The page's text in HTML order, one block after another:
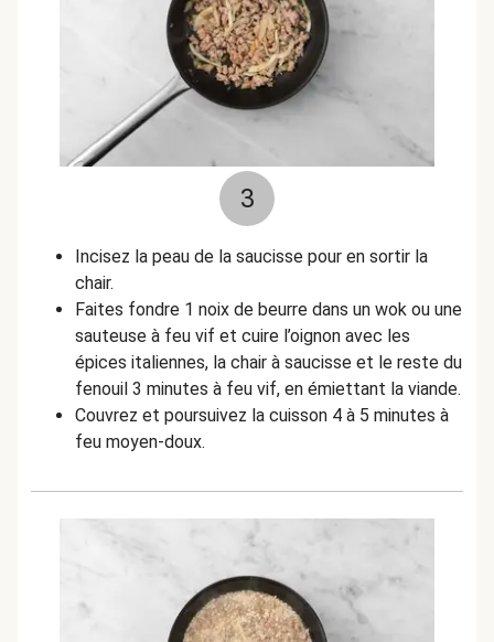
3
Incisez la peau de la saucisse pour en sortir la
chair.
Faites fondre 1 noix de beurre dans un wok ou une
sauteuse à feu vif et cuire l’oignon avec les
épices italiennes, la chair à saucisse et le reste du
fenouil 3 minutes à feu vif, en émiettant la viande.
Couvrez et poursuivez la cuisson 4 à 5 minutes à
feu moyen-doux.